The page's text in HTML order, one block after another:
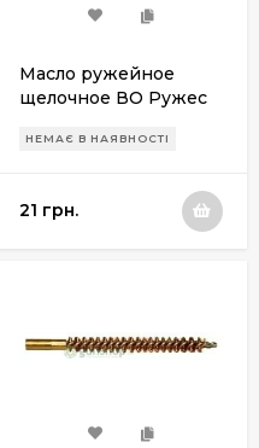
Масло ружейное
щелочное ВО Ружес
НЕМАЄ В НАЯВНОСТІ
21 грн.